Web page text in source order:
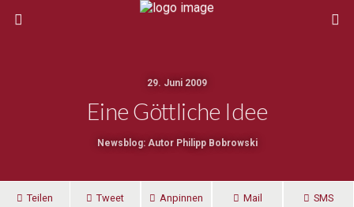
29. Juni 2009
Eine Göttliche Idee
Newsblog: Autor Philipp Bobrowski
Teilen Tweet Anpinnen Mail SMS